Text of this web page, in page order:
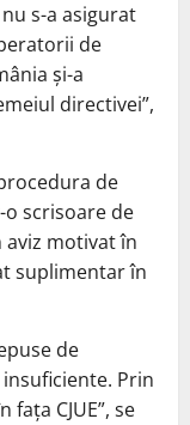
s-a asigurat
de
și-a
directivei”,
de
scrisoare de
motivat în
suplimentar în
de
Prin
CJUE”, se